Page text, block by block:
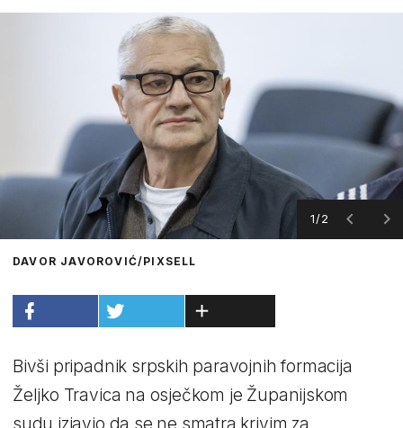
1/2
DAVOR JAVOROVIĆ/PIXSELL
Bivši pripadnik srpskih paravojnih formacija
Željko Travica na osječkom je Županijskom
sudu izjavio da se ne smatra krivim za